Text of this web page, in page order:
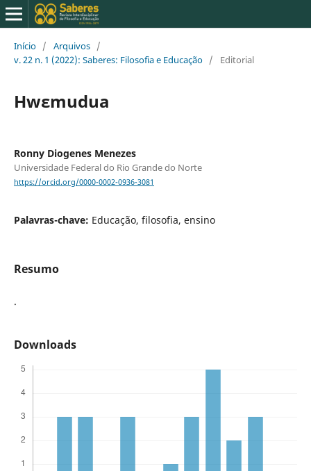
Início / Arquivos /
v. 22 n. 1 (2022): Saberes: Filosofia e Educação / Editorial
Hwɛmudua
Ronny Diogenes Menezes
Universidade Federal do Rio Grande do Norte
https://orcid.org/0000-0002-0936-3081
Palavras-chave: Educação, filosofia, ensino
Resumo
.
Downloads